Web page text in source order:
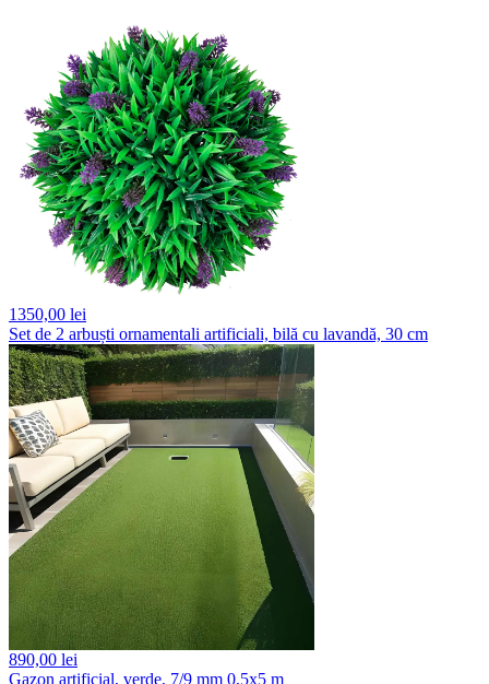
1350,00 lei
Set de 2 arbuști ornamentali artificiali, bilă cu lavandă, 30 cm
890,00 lei
Gazon artificial, verde, 7/9 mm 0,5x5 m